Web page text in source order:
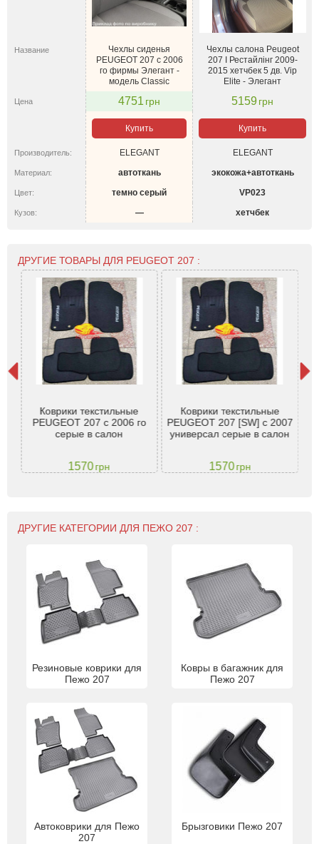
Название
Чехлы сиденья
PEUGEOT 207 с 2006
го фирмы Элегант -
модель Classic
Чехлы салона Peugeot
207 I Рестайлінг 2009-
2015 хетчбек 5 дв. Vip
Elite - Элегант
Цена 4751 грн 5159грн
Купить Купить
Производитель: ELEGANT ELEGANT
Материал: автоткань экокожа+автоткань
Цвет: темно серый VP023
Кузов: — хетчбек
ДРУГИЕ ТОВАРЫ ДЛЯ PEUGEOT 207 :
Коврики текстильные
PEUGEOT 207 с 2006 го
серые в салон
1570грн
Коврики текстильные
PEUGEOT 207 [SW] с 2007
универсал серые в салон
1570грн
ДРУГИЕ КАТЕГОРИИ ДЛЯ ПЕЖО 207 :
Резиновые коврики для
Пежо 207
Ковры в багажник для
Пежо 207
Автоковрики для Пежо
207
Брызговики Пежо 207